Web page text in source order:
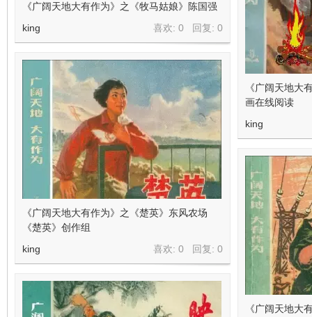
《广阔天地大有作为》之《牧马姑娘》陈国强
喜欢: 0 回复: 0
king
《广阔天地大
画在线阅读
king
《广阔天地大有作为》之《楚英》东风农场
《楚英》创作组
喜欢: 0 回复: 0
king
《广阔天地大